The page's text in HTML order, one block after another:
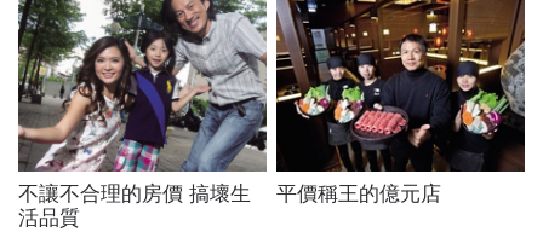
不讓不合理的房價 搞壞生
活品質
平價稱王的億元店